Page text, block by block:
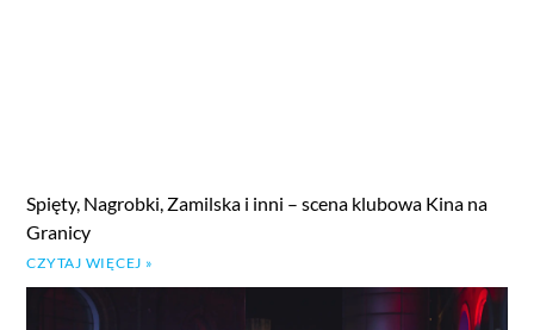
Spięty, Nagrobki, Zamilska i inni – scena klubowa Kina na
Granicy
CZYTAJ WIĘCEJ »